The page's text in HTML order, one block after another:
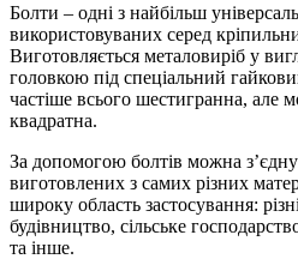
Болти – одні з найбільш
використовуваних серед
Виготовляється металовиріб у
головкою під спеціальний
частіше всього шестигранна, але
квадратна.
За допомогою болтів можна
виготовлених з самих різних
широку область застосування:
будівництво, сільське
та інше.